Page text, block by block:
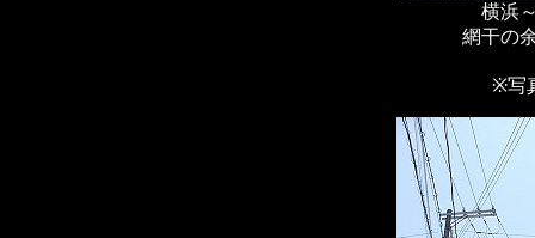
横浜
網干の
※写